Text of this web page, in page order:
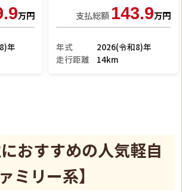
万円
年
支払総額139.9万円
年式
2026(令和8)年
走行距離
12km
おすすめの人気軽自
ミリー系】